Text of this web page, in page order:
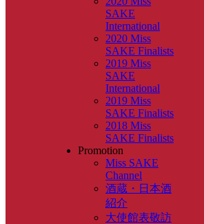
SAKE
International
2020 Miss
SAKE Finalists
2019 Miss
SAKE
International
2019 Miss
SAKE Finalists
2018 Miss
SAKE Finalists
Promotion
Miss SAKE
Channel
酒蔵・日本酒
紹介
大使館表敬訪